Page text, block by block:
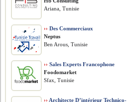
Ariana, Tunisie
›› Des Commerciaux
Neptus
Ben Arous, Tunisie
›› Sales Experts Francophone
Foodomarket
Sfax, Tunisie
›› Architecte D’intérieur Technico-